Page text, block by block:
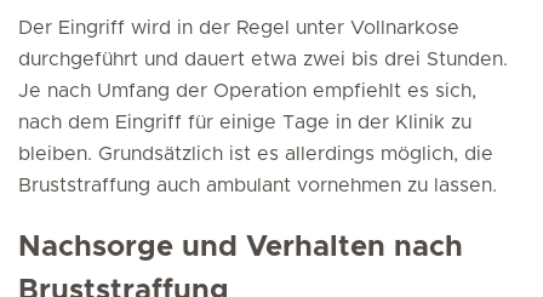
Der Eingriff wird in der Regel unter Vollnarkose
durchgeführt und dauert etwa zwei bis drei Stunden.
Je nach Umfang der Operation empfiehlt es sich,
nach dem Eingriff für einige Tage in der Klinik zu
bleiben. Grundsätzlich ist es allerdings möglich, die
Bruststraffung auch ambulant vornehmen zu lassen.
Nachsorge und Verhalten nach
Bruststraffung